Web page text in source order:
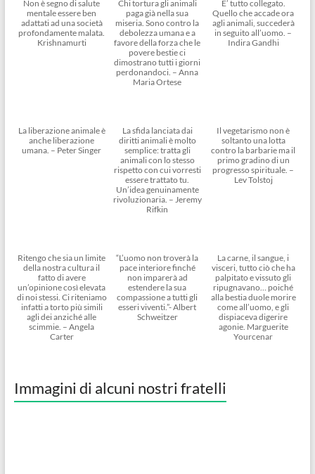
Non è segno di salute
mentale essere ben
adattati ad una società
profondamente malata.
Krishnamurti
Chi tortura gli animali
paga già nella sua
miseria. Sono contro la
debolezza umana e a
favore della forza che le
povere bestie ci
dimostrano tutti i giorni
perdonandoci. – Anna
Maria Ortese
E’ tutto collegato.
Quello che accade ora
agli animali, succederà
in seguito all’uomo. –
Indira Gandhi
La liberazione animale è
anche liberazione
umana. – Peter Singer
La sfida lanciata dai
diritti animali è molto
semplice: tratta gli
animali con lo stesso
rispetto con cui vorresti
essere trattato tu.
Un’idea genuinamente
rivoluzionaria. – Jeremy
Rifkin
Il vegetarismo non è
soltanto una lotta
contro la barbarie ma il
primo gradino di un
progresso spirituale. –
Lev Tolstoj
Ritengo che sia un limite
della nostra cultura il
fatto di avere
un’opinione così elevata
di noi stessi. Ci riteniamo
infatti a torto più simili
agli dei anziché alle
scimmie. – Angela
Carter
“L’uomo non troverà la
pace interiore finché
non imparerà ad
estendere la sua
compassione a tutti gli
esseri viventi.”- Albert
Schweitzer
La carne, il sangue, i
visceri, tutto ciò che ha
palpitato e vissuto gli
ripugnavano… poiché
alla bestia duole morire
come all’uomo, e gli
dispiaceva digerire
agonie. Marguerite
Yourcenar
Immagini di alcuni nostri fratelli